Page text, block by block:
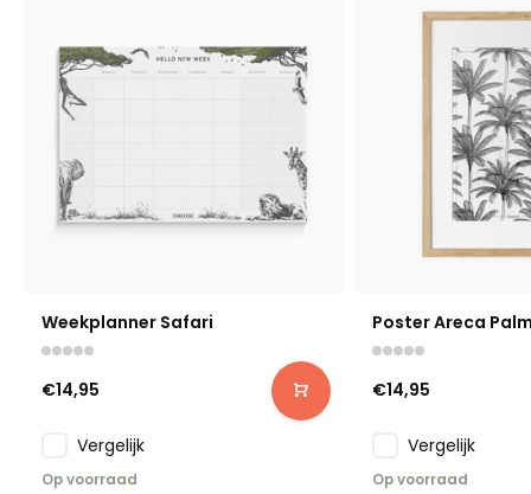
Weekplanner Safari
€14,95
Vergelijk
Op voorraad
Poster Areca
€14,95
Vergelijk
Op voorraad